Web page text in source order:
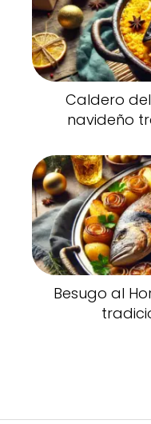
Caldero
navideño
Besugo al